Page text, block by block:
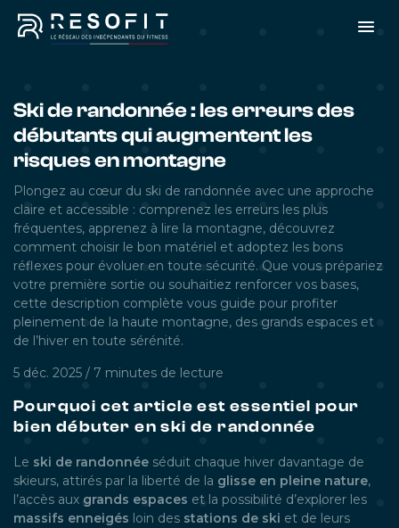
Ski de randonnée : les erreurs des
débutants qui augmentent les
risques en montagne
Plongez au cœur du ski de randonnée avec une approche
claire et accessible : comprenez les erreurs les plus
fréquentes, apprenez à lire la montagne, découvrez
comment choisir le bon matériel et adoptez les bons
réflexes pour évoluer en toute sécurité. Que vous prépariez
votre première sortie ou souhaitiez renforcer vos bases,
cette description complète vous guide pour profiter
pleinement de la haute montagne, des grands espaces et
de l’hiver en toute sérénité.
5 déc. 2025 / 7 minutes de lecture
Pourquoi cet article est essentiel pour
bien débuter en ski de randonnée
Le ski de randonnée séduit chaque hiver davantage de
skieurs, attirés par la liberté de la glisse en pleine nature,
l’accès aux grands espaces et la possibilité d’explorer les
massifs enneigés loin des stations de ski et de leurs